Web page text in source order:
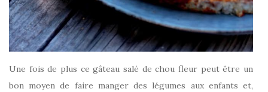
Une fois de plus ce gâteau salé de chou fleur peut être un
bon moyen de faire manger des légumes aux enfants et,